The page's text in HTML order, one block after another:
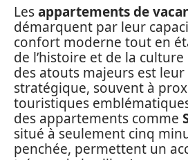
Lesappartements de
démarquent par leur
confort moderne tout en
de l’histoire et de la culture
des atouts majeurs est
stratégique, souvent à
touristiques
des appartements comme
situé à seulement cinq
penchée, permettent un